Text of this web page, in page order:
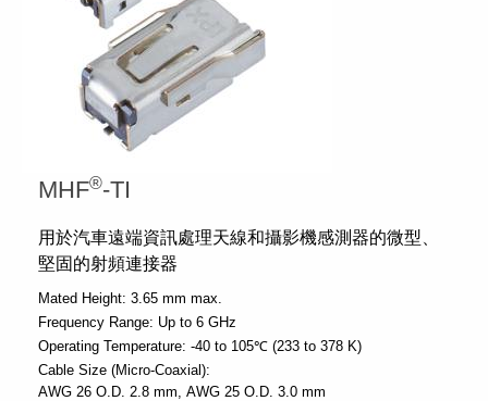
MHF®-TI
用於汽車遠端資訊處理天線和攝影機感測器的微型、
堅固的射頻連接器
Mated Height: 3.65 mm max.
Frequency Range: Up to 6 GHz
Operating Temperature: -40 to 105℃ (233 to 378 K)
Cable Size (Micro-Coaxial):
AWG 26 O.D. 2.8 mm AWG 25 O.D. 3.0 mm